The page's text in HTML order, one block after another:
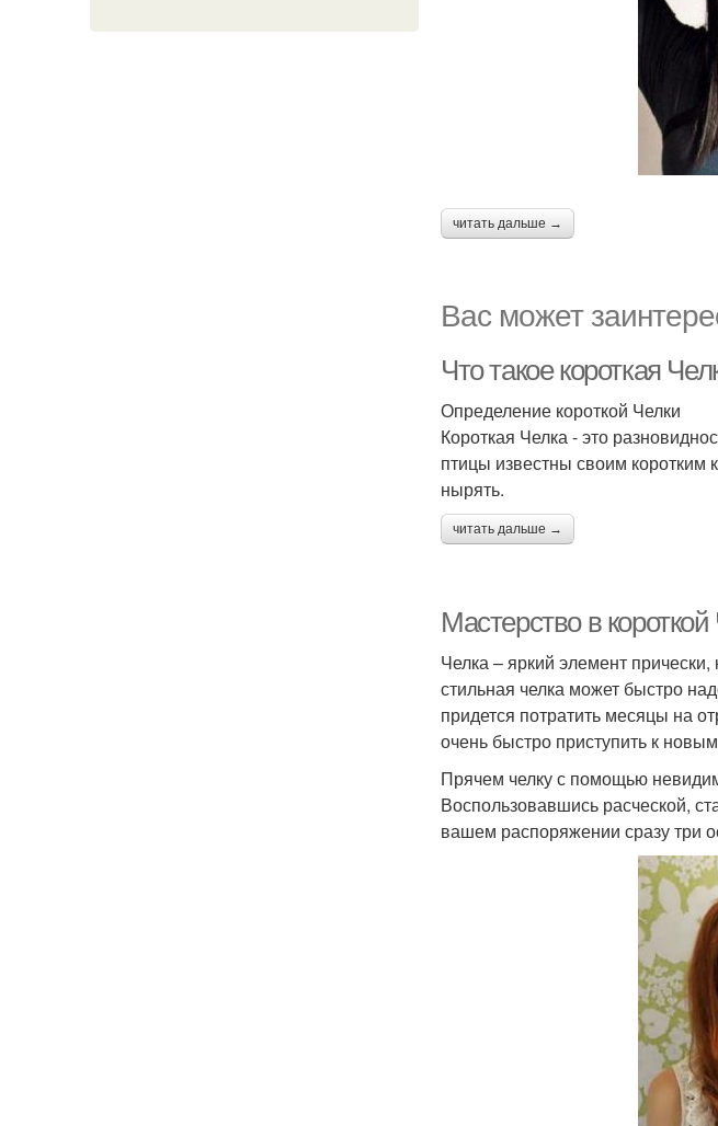
читать дальше →
Вас может
Что такое короткая
Определение короткой Челки
Короткая Челка - это
птицы известны своим
нырять.
читать дальше →
Мастерство в
Челка – яркий элемент
стильная челка может быстро
придется потратить месяцы на
очень быстро приступить к
Прячем челку с помощью
Воспользовавшись расческой,
вашем распоряжении сразу три